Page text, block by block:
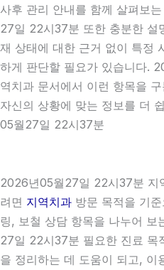
사후 관리 안내를 함께 살펴보
27일 22시37분 또한 충분한 설
재 상태에 대한 근거 없이 특정
하게 판단할 필요가 있습니다.
역치과 문서에서 이런 항목을
자신의 상황에 맞는 정보를 더
05월27일 22시37분
2026년05월27일 22시37분 지
려면 지역치과 방문 목적을 기
링, 보철 상담 항목을 나누어
27일 22시37분 필요한 진료 목
을 정리하는 데 도움이 되고, 이